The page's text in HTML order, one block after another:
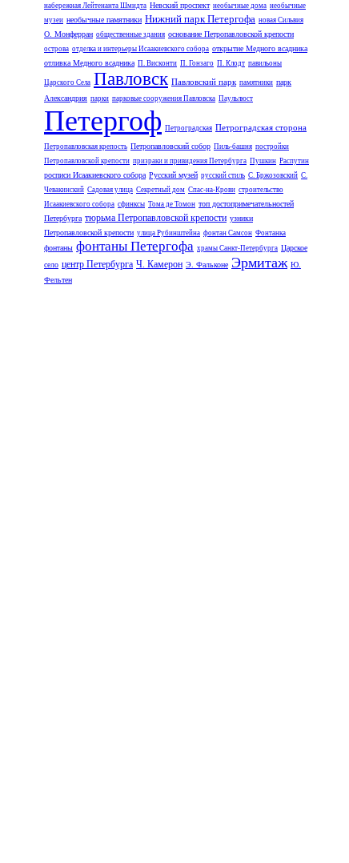
набережная Лейтенанта Шмидта Невский проспект необычные дома необычные
музеи необычные памятники Нижний парк Петергофа новая Сильвия
О. Монферран общественные здания основание Петропавловской крепости
острова отделка и интерьеры Исаакиевского собора открытие Медного всадника
отливка Медного всадника П. Висконти П. Гонзаго П. Клодт павильоны
Царского Села Павловск Павловский парк памятники парк
Александрия парки парковые сооружения Павловска Паульлюст
Петергоф Петроградская Петроградская сторона
Петропавловская крепость Петропавловский собор Пиль-башня постройки
Петропавловской крепости призраки и привидения Петербурга Пушкин Распутин
росписи Исаакиевского собора Русский музей русский стиль С. Бржозовский С.
Чевакинский Садовая улица Секретный дом Спас-на-Крови строительство
Исаакиевского собора сфинксы Тома де Томон топ достопримечательностей
Петербурга тюрьма Петропавловской крепости узники
Петропавловской крепости улица Рубинштейна фонтан Самсон Фонтанка
фонтаны фонтаны Петергофа храмы Санкт-Петербурга Царское
село центр Петербурга Ч. Камерон Э. Фальконе Эрмитаж Ю.
Фельтен